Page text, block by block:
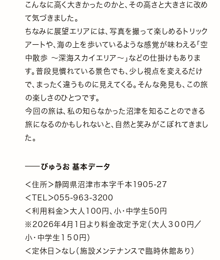
こんなに高く大きかったのかと、その高さと大きさに改め
て気づきました。
ちなみに展望エリアには、写真を撮って楽しめるトリック
アートや、海の上を歩いているような感覚が味わえる「空
中散歩 〜深海スカイエリア〜」などの仕掛けもありま
す。普段見慣れている景色でも、少し視点を変えるだけ
で、まったく違うものに見えてくる。そんな発見も、この旅
の楽しさのひとつです。
今回の旅は、私の知らなかった沼津を知ることのできる
旅になるのかもしれないと、自然と笑みがこぼれてきまし
た。
びゅうお 基本データ
＜住所＞静岡県沼津市本字千本1905-27
＜TEL＞055-963-3200
＜利用料金＞大人100円、小・中学生50円
※2026年4月1日より料金改定予定（大人３００円／
小・中学生１５０円）
＜定休日＞なし（施設メンテナンスで臨時休館あり）